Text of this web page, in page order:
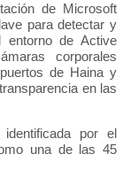
de Microsoft
para detectar y
entorno de Active
corporales
de Haina y
en las
por el
una de las 45